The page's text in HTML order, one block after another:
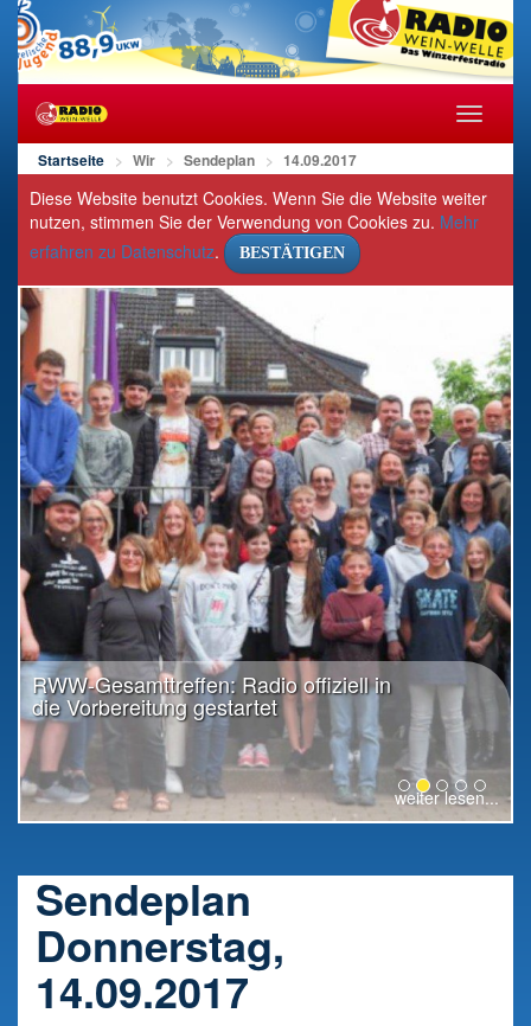
öffnen/
Startseite Wir Sendeplan 14.09.2017
Diese Website benutzt Cookies. Wenn Sie die Website weiter
nutzen, stimmen Sie der Verwendung von Cookies zu. Mehr
erfahren zu Datenschutz. BESTÄTIGEN
RWW-Gesamttreffen: Radio offiziell in
die Vorbereitung gestartet
weiter lesen...
Sendeplan
Donnerstag,
14.09.2017